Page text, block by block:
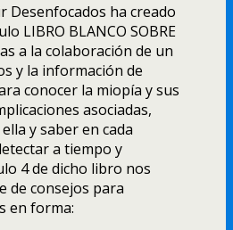
Desenfocados ha creado
LIBRO BLANCO SOBRE
a la colaboración de un
y la información de
conocer la miopí­a y sus
asociadas,
y saber en cada
a tiempo y
4 de dicho libro nos
de consejos para
en forma: